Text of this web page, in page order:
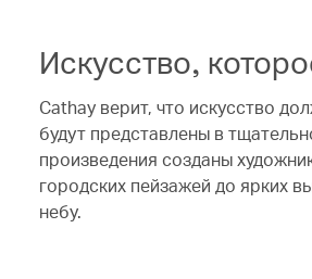
Искусство,
Cathay верит, что искусство
будут представлены в
произведения созданы
городских пейзажей до ярких
небу.